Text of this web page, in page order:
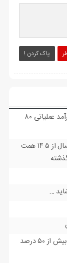
پاک کردن !
تغییر مثبت در عملکرد مالی بانک صادرات ایران/ درآمد عملیاتی ۸۰
حق بیمه تولیدی بیمه ملت در چهار ماه نخست امسال از ۱۴.۵ همت
…
رئیس ستاد مرکزی اربعین: سهم مهران از تردد زائر بیش از ۵۰ درصد